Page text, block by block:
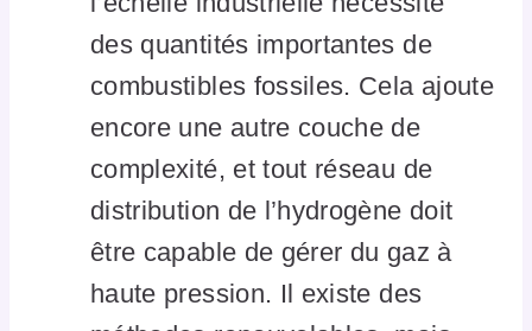
des quantités importantes de
combustibles fossiles. Cela ajoute
encore une autre couche de
complexité, et tout réseau de
distribution de l’hydrogène doit
être capable de gérer du gaz à
haute pression. Il existe des